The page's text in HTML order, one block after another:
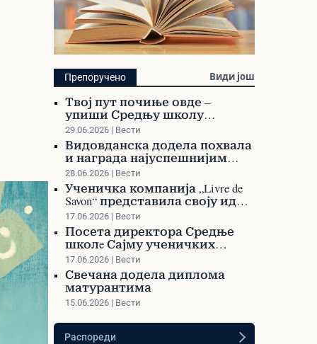
Библиотека
Претражите библиотеку и
наручите своју књигу
Препоручено Види још
Твој пут почиње овде –
упиши Средњу школу
Варварин!
29.06.2026 | Вести
Видовданска додела похвала
и награда најуспешнијим
ученицима и професорима
28.06.2026 | Вести
Ученичка компанија „Livre de
Savon“ представила своју идеју
на Сајму ученичких
компанија у Сурдулици
17.06.2026 | Вести
Посета директора Средње
школe Сајму ученичких
компанија у Сурдулици
17.06.2026 | Вести
Свечана додела диплома
матурантима
15.06.2026 | Вести
Распореди